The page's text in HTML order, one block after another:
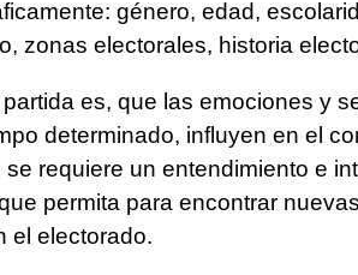
género, edad,
zonas electorales, historia
es, que las emociones y
determinado, influyen en el
requiere un entendimiento e
permita para encontrar
el electorado.